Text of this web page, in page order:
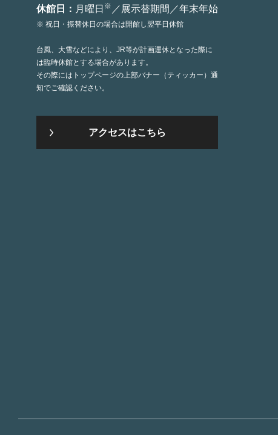
休館日： 月曜日 ※ ／展示替期間／年末年始
※ 祝日・振替休日の場合は開館し翌平日休館
台風、大雪などにより、JR等が計画運休となった際に
は臨時休館とする場合があります。
その際にはトップページの上部バナー（ティッカー）通
知でご確認ください。
アクセスはこちら